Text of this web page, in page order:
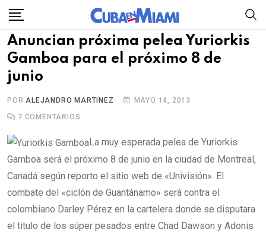
Skip
content
Anuncian próxima pelea Yuriorkis
Gamboa para el próximo 8 de
junio
PORALEJANDRO MARTINEZ
MAYO 14, 2013
7 COMENTARIOS
La muy esperada pelea de Yuriorkis
Gamboa será el próximo 8 de junio en la ciudad de Montreal,
Canadá según reporto el sitio web de «Univisión». El
combate del «ciclón de Guantánamo» será contra el
colombiano Darley Pérez en la cartelera donde se disputara
el titulo de los súper pesados entre Chad Dawson y Adonis